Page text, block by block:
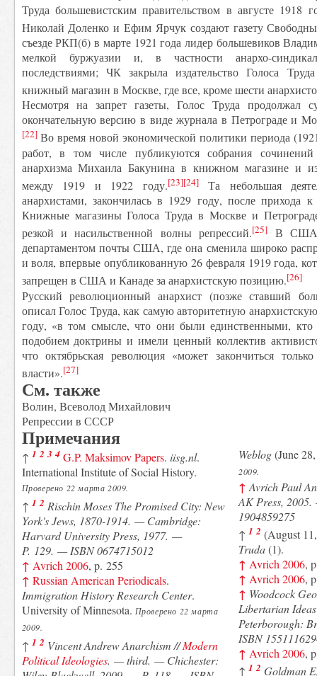
Труда большевистским правительством в августе 1918
Николай Доленко и Ефим Ярчук создают газету
съезде РКП(б) в марте 1921 года лидер большевиков
мелкой буржуазии и, в частности анархо-
последствиями; ЧК закрыла издательство Голоса
книжный магазин в Москве, где все, кроме шести
Несмотря на запрет газеты, Голос Труда продолжал
окончательную версию в виде журнала в Петрограде и
[22]Во время новой экономической политики периода
работ, в том числе публикуются собрания сочинений
анархизма Михаила Бакунина в книжном магазине и
между 1919 и 1922 году.[23][24]Та небольшая
анархистами, закончилась в 1929 году, после прихода
Книжные магазины Голоса Труда в Москве и
резкой и насильственной волны репрессий.[25]
В США
департаментом почты США, где она сменила широко
и воля, впервые опубликованную 26 февраля 1919 года,
запрещен в США и Канаде за анархистскую позицию.[26]
Русский революционный анархист (позже ставший
описал Голос Труда, как самую авторитетную
году, «в том смысле, что они были единственными, кто
подобием доктрины и имели ценный коллектив
что октябрьская революция «может закончиться
власти».[27]
См. также
Волин, Всеволод Михайлович
Репрессии в СССР
Примечания
↑ 1 2 3 4 G.P. Maksimov Papers. iisg.nl.
International Institute of Social History.
Проверено 22 марта 2009.
↑ 1 2 Rischin MosesThe Promised City: New
York's Jews, 1870-1914. — Cambridge:
Harvard University Press, 1977. —
P. 129. — ISBN 0674715012
↑ Avrich 2006, p. 255
↑ Russian American Periodicals.
Immigration History Research Center.
University of Minnesota. Проверено 22 марта
2009.
↑ 1 2 Vincent AndrewAnarchism //Modern
Political Ideologies. — third. — Chichester:
Weblog(June
2009.
↑ Avrich Paul
AK Press,
1904859275
↑1 2 (August
Truda(1).
↑ Avrich 2006,
↑ Avrich 2006,
↑ Woodcock
Libertarian
Peterborough:
ISBN
↑ Avrich 2006,
↑1 2 Goldman